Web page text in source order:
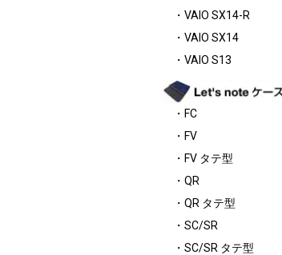
・VAIO SX14-R
・VAIO SX14
・VAIO S13
・FC
・FV
・FV タテ型
・QR
・QR タテ型
・SC/SR
・SC/SR タテ型